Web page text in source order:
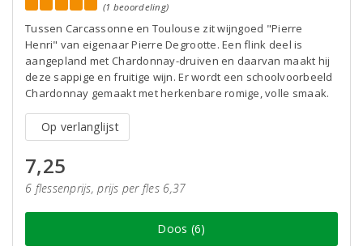
(1 beoordeling)
Tussen Carcassonne en Toulouse zit wijngoed "Pierre
Henri" van eigenaar Pierre Degrootte. Een flink deel is
aangepland met Chardonnay-druiven en daarvan maakt hij
deze sappige en fruitige wijn. Er wordt een schoolvoorbeeld
Chardonnay gemaakt met herkenbare romige, volle smaak.
Op verlanglijst
7,25
6 flessenprijs, prijs per fles 6,37
Doos (6)